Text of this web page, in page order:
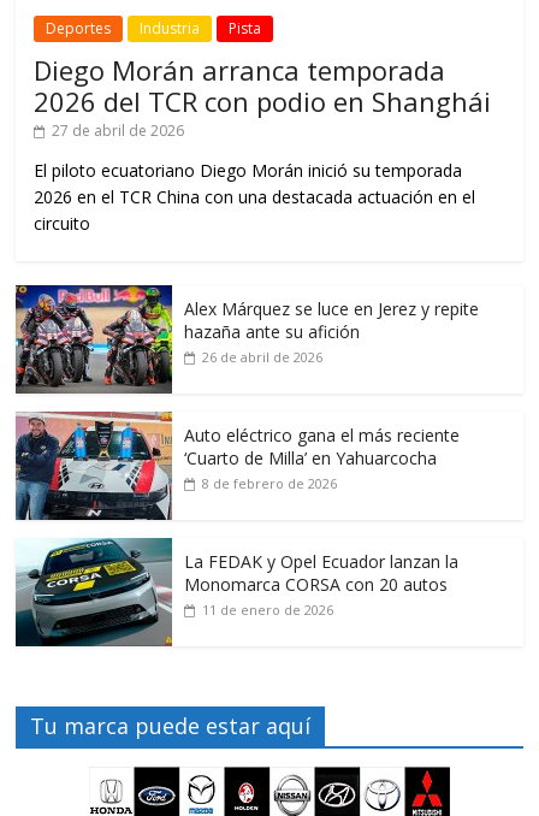
Deportes Industria Pista
Diego Morán arranca temporada
2026 del TCR con podio en Shanghái
27 de abril de 2026
El piloto ecuatoriano Diego Morán inició su temporada
2026 en el TCR China con una destacada actuación en el
circuito
Alex Márquez se luce en Jerez y repite
hazaña ante su afición
26 de abril de 2026
Auto eléctrico gana el más reciente
‘Cuarto de Milla’ en Yahuarcocha
8 de febrero de 2026
La FEDAK y Opel Ecuador lanzan la
Monomarca CORSA con 20 autos
11 de enero de 2026
Tu marca puede estar aquí